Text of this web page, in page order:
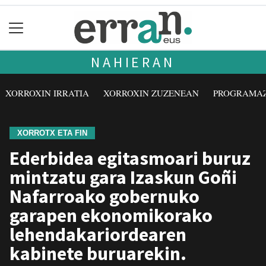
NAHIERAN
XORROXIN IRRATIA XORROXIN ZUZENEAN
XORROTX ETA FIN
Ederbidea egitasmoari buruz
mintzatu gara Izaskun Goñi
Nafarroako gobernuko
garapen ekonomikorako
lehendakariordearen
kabinete buruarekin.